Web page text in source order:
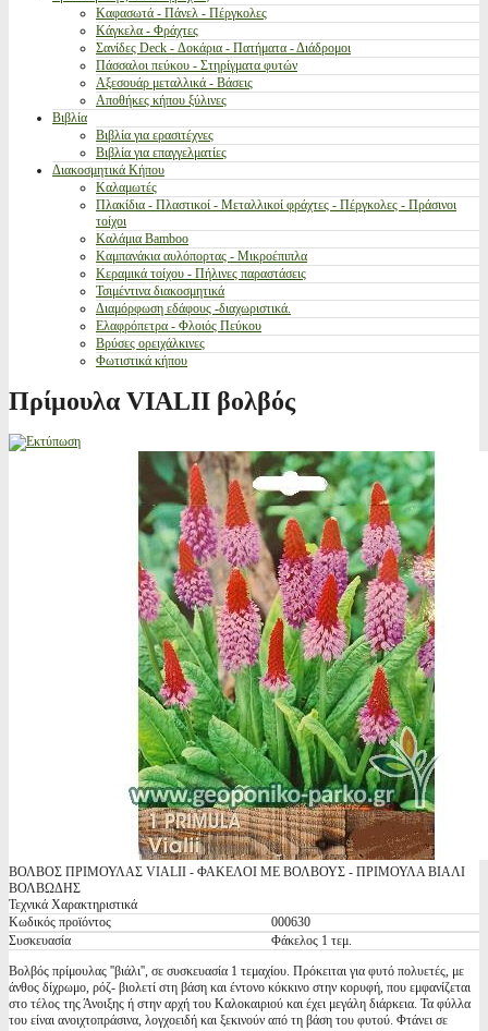
Καφασωτά - Πάνελ - Πέργκολες
Κάγκελα - Φράχτες
Σανίδες Deck - Δοκάρια - Πατήματα - Διάδρομοι
Πάσσαλοι πεύκου - Στηρίγματα φυτών
Αξεσουάρ μεταλλικά - Βάσεις
Αποθήκες κήπου ξύλινες
Βιβλία
Βιβλία για ερασιτέχνες
Βιβλία για επαγγελματίες
Διακοσμητικά Κήπου
Καλαμωτές
Πλακίδια - Πλαστικοί - Μεταλλικοί φράχτες - Πέργκολες - Πράσινοι
τοίχοι
Καλάμια Bamboo
Καμπανάκια αυλόπορτας - Μικροέπιπλα
Κεραμικά τοίχου - Πήλινες παραστάσεις
Τσιμέντινα διακοσμητικά
Διαμόρφωση εδάφους -διαχωριστικά.
Ελαφρόπετρα - Φλοιός Πεύκου
Βρύσες ορειχάλκινες
Φωτιστικά κήπου
Πρίμουλα VIALII βολβός
ΒΟΛΒΟΣ ΠΡΙΜΟΥΛΑΣ VIALII - ΦΑΚΕΛΟΙ ΜΕ ΒΟΛΒΟΥΣ - ΠΡΙΜΟΥΛΑ ΒΙΑΛΙ
ΒΟΛΒΩΔΗΣ
Τεχνικά Χαρακτηριστικά
Κωδικός προϊόντος
000630
Συσκευασία
Φάκελος 1 τεμ.
Βολβός πρίμουλας ''βιάλι'', σε συσκευασία 1 τεμαχίου. Πρόκειται για φυτό πολυετές, με
άνθος δίχρωμο, ρόζ- βιολετί στη βάση και έντονο κόκκινο στην κορυφή, που εμφανίζεται
στο τέλος της Άνοιξης ή στην αρχή του Καλοκαιριού και έχει μεγάλη διάρκεια. Τα φύλλα
του είναι ανοιχτοπράσινα, λογχοειδή και ξεκινούν από τη βάση του φυτού. Φτάνει σε